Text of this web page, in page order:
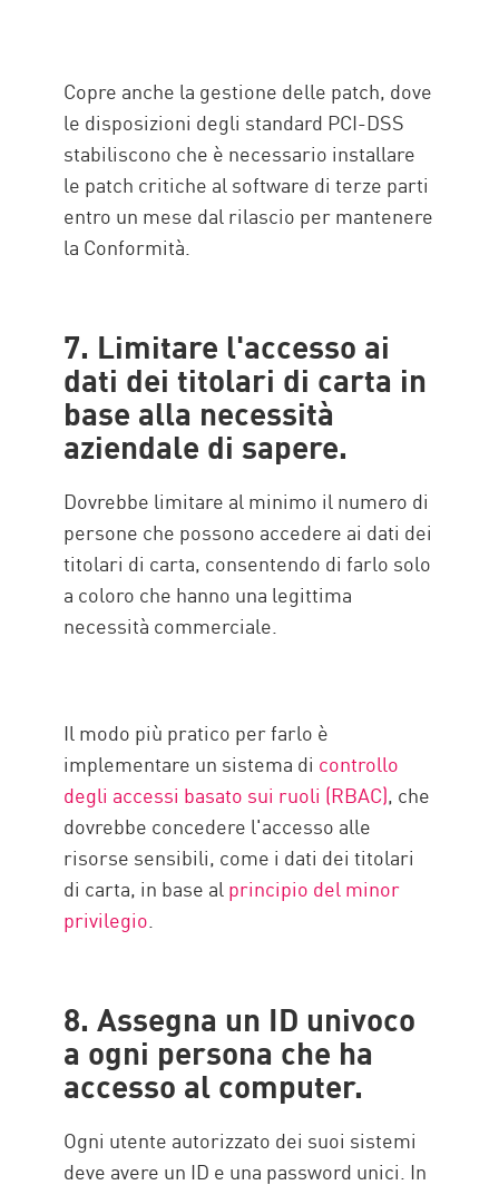
Copre anche la gestione delle patch, dove
le disposizioni degli standard PCI-DSS
stabiliscono che è necessario installare
le patch critiche al software di terze parti
entro un mese dal rilascio per mantenere
la Conformità.
7. Limitare l'accesso ai
dati dei titolari di carta in
base alla necessità
aziendale di sapere.
Dovrebbe limitare al minimo il numero di
persone che possono accedere ai dati dei
titolari di carta, consentendo di farlo solo
a coloro che hanno una legittima
necessità commerciale.
Il modo più pratico per farlo è
implementare un sistema di controllo
degli accessi basato sui ruoli (RBAC), che
dovrebbe concedere l'accesso alle
risorse sensibili, come i dati dei titolari
di carta, in base alprincipio del minor
privilegio.
8. Assegna un ID univoco
a ogni persona che ha
accesso al computer.
Ogni utente autorizzato dei suoi sistemi
deve avere un ID e una password unici. In